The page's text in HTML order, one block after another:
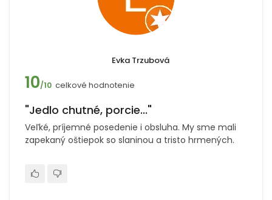
Evka Trzubová
10/10 celkové hodnotenie
"Jedlo chutné, porcie..."
Veľké, príjemné posedenie i obsluha. My sme mali
zapekaný oštiepok so slaninou a tristo hrmených.